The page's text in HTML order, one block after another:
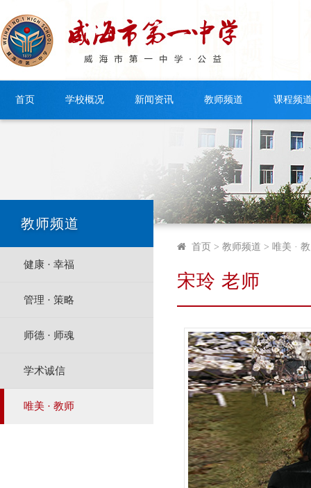
首页 学校概况 新闻资讯 教师频道 课程频
教师频道
健康 · 幸福
管理 · 策略
师德 · 师魂
学术诚信
唯美 · 教师
首页 > 教师频道 > 唯美 ·
宋玲 老师